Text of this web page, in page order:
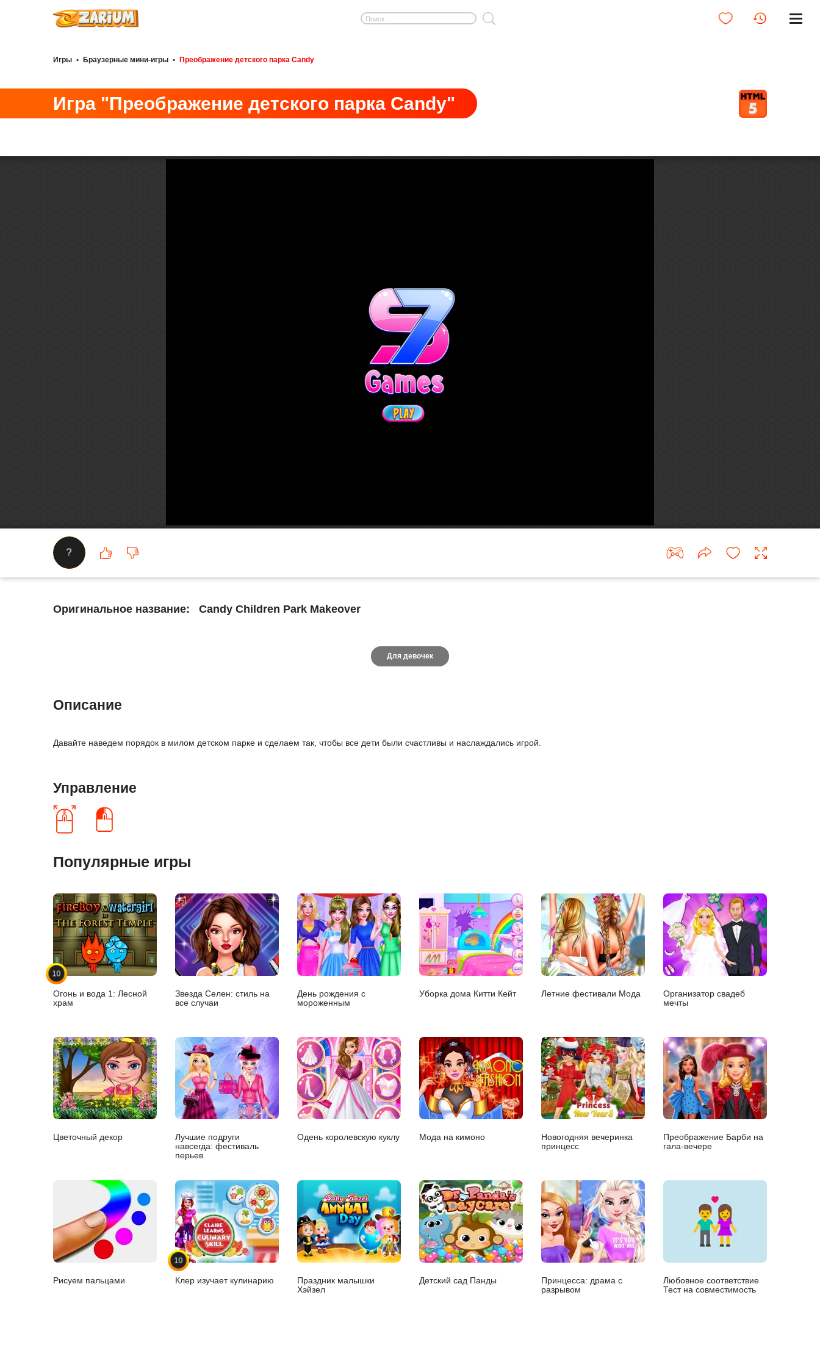
Игры • Браузерные мини-игры • Преображение детского парка Candy
Игра "Преображение детского парка Candy"
?
Оригинальное название: Candy Children Park Makeover
Для девочек
Описание
Давайте наведем порядок в милом детском парке и сделаем так, чтобы все дети были счастливы и наслаждались игрой.
Управление
Популярные игры
10
Огонь и вода 1: Лесной
храм
Звезда Селен: стиль на
все случаи
День рождения с
мороженным
Уборка дома Китти Кейт Летние фестивали Мода
Организатор свадеб
мечты
Цветочный декор
Лучшие подруги
навсегда: фестиваль
перьев
Одень королевскую куклу Мода на кимоно
Новогодняя вечеринка
принцесс
Преображение Барби на
гала-вечере
Рисуем пальцами
10
Клер изучает кулинарию
Праздник малышки
Хэйзел
Детский сад Панды
Принцесса: драма с
разрывом
Любовное соответствие
Тест на совместимость